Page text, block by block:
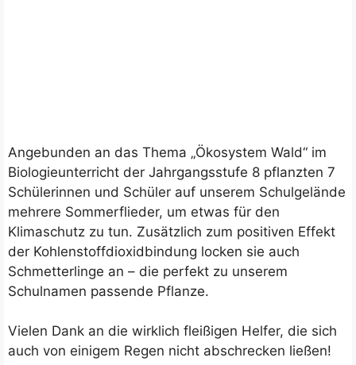
Angebunden an das Thema „Ökosystem Wald“ im
Biologieunterricht der Jahrgangsstufe 8 pflanzten 7
Schülerinnen und Schüler auf unserem Schulgelände
mehrere Sommerflieder, um etwas für den
Klimaschutz zu tun. Zusätzlich zum positiven Effekt
der Kohlenstoffdioxidbindung locken sie auch
Schmetterlinge an – die perfekt zu unserem
Schulnamen passende Pflanze.
Vielen Dank an die wirklich fleißigen Helfer, die sich
auch von einigem Regen nicht abschrecken ließen!